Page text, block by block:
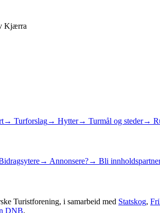
Kjærra
→ Turforslag→ Hytter→ Turmål og steder→
→ Annonsere?→ Bli
Turistforening, i samarbeid med Statskog,
DNB.